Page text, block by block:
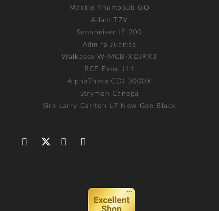
Mackie ThumpSub GO
Adam T7V
Sennheiser IE 200
Admira Juanita
Walkasse W-MCB-XDJRX3
RCF Evox J11
AlphaTheta CDJ 3000X
Strymon Canoga
Sire Larry Carlton L7 New Gen Black